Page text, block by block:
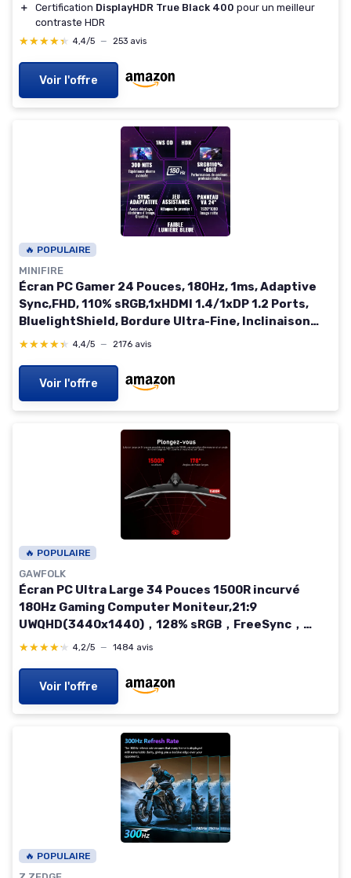
＋
Certification DisplayHDR True Black 400 pour un meilleur
contraste HDR
★★★★★
★★★★★ 4,4/5 — 253 avis
Voir l'offre
🔥 POPULAIRE
MINIFIRE
Écran PC Gamer 24 Pouces, 180Hz, 1ms, Adaptive
Sync,FHD, 110% sRGB,1xHDMI 1.4/1xDP 1.2 Ports,
BluelightShield, Bordure Ultra-Fine, Inclinaison
Réglable 24"/FHD Plat 180Hz/HDMI+DP
★★★★★
★★★★★ 4,4/5 — 2176 avis
Voir l'offre
🔥 POPULAIRE
GAWFOLK
Écran PC Ultra Large 34 Pouces 1500R incurvé
180Hz Gaming Computer Moniteur,21:9
UWQHD(3440x1440)，128% sRGB，FreeSync，
HDR，178 ° Angle Vue，DisplayPort、HDMI，VESA
★★★★★
★★★★★ 4,2/5 — 1484 avis
Voir l'offre
🔥 POPULAIRE